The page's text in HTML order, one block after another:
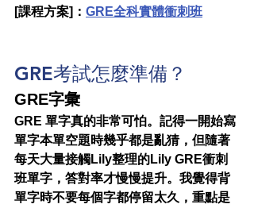
[課程方案]： GRE全科實體衝刺班
GRE考試怎麼準備？
GRE字彙
GRE 單字真的非常可怕。記得一開始寫
單字本單空題時幾乎都是亂猜，但隨著
每天大量接觸Lily整理的Lily GRE衝刺
班單字，答對率才慢慢提升。我覺得背
單字時不要每個字都停留太久，重點是